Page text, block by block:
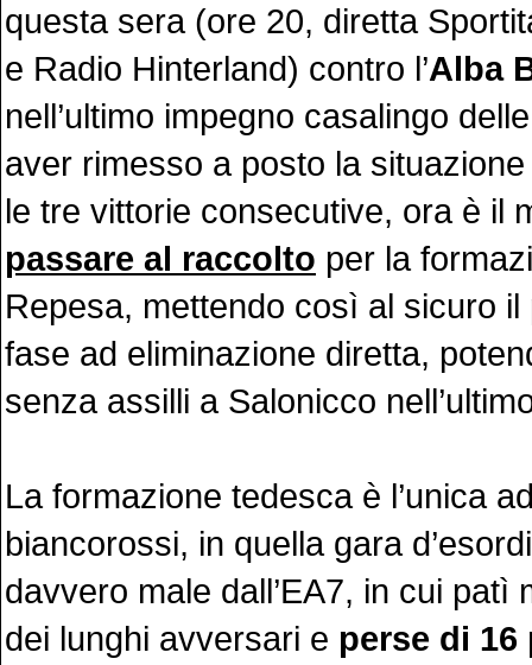
questa sera (ore 20, diretta
e Radio Hinterland) contro l’Alba
nell’ultimo impegno casalingo
aver rimesso a posto la
le tre vittorie consecutive, ora è il
passare al raccolto per la
Repesa, mettendo così al sicuro il
fase ad eliminazione diretta,
senza assilli a Salonicco
La formazione tedesca è l’unica
biancorossi, in quella gara
davvero male dall’EA7, in cui patì
dei lunghi avversari e perse di 16